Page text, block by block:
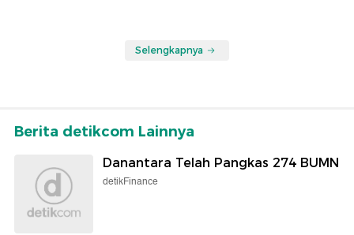
Selengkapnya
Berita detikcom Lainnya
Danantara Telah Pangkas 274 BUMN
detikFinance